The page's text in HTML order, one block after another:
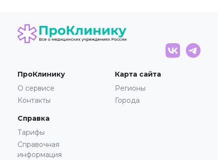
ПроКлинику
О сервисе
Контакты
Карта сайта
Регионы
Города
Справка
Тарифы
Справочная
информация